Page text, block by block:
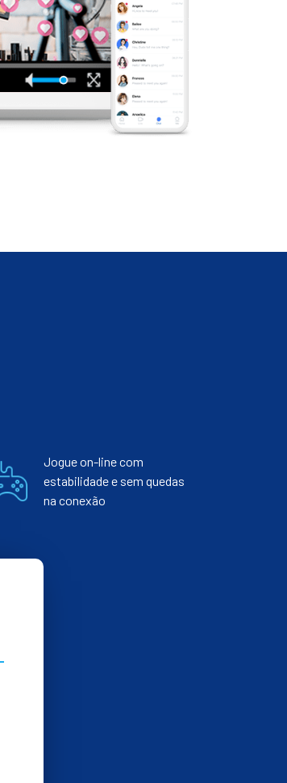
Jogue on-line com
estabilidade e sem quedas
na conexão